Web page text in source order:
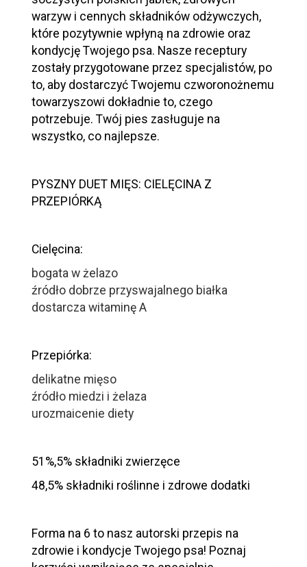
warzyw i cennych składników odżywczych,
które pozytywnie wpłyną na zdrowie oraz
kondycję Twojego psa. Nasze receptury
zostały przygotowane przez specjalistów, po
to, aby dostarczyć Twojemu czworonożnemu
towarzyszowi dokładnie to, czego
potrzebuje. Twój pies zasługuje na
wszystko, co najlepsze.
PYSZNY DUET MIĘS: CIELĘCINA Z
PRZEPIÓRKĄ
Cielęcina:
bogata w żelazo
źródło dobrze przyswajalnego białka
dostarcza witaminę A
Przepiórka:
delikatne mięso
źródło miedzi i żelaza
urozmaicenie diety
51%,5% składniki zwierzęce
48,5% składniki roślinne i zdrowe dodatki
Forma na 6 to nasz autorski przepis na
zdrowie i kondycje Twojego psa! Poznaj